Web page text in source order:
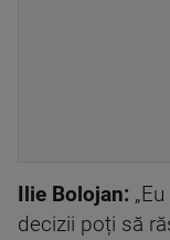
Ilie Bolojan:
decizii poți să